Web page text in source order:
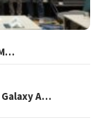
Galaxy A…